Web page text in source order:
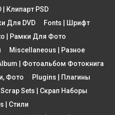
| Клипарт PSD
Для DVD
Fonts | Шрифт
| Рамки Для Фото
Miscellaneous | Разное
| Фотоальбом Фотокнига
Фото
Plugins | Плагины
Scrap Sets | Скрап Наборы
| Стили